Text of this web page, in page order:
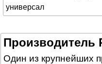
универсал
Производитель
Один из крупнейших